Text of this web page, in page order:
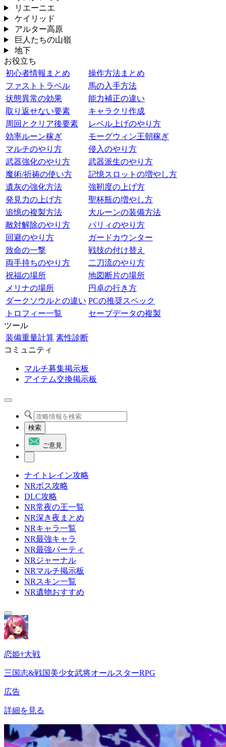
リエーニエ
ケイリッド
アルター高原
巨人たちの山嶺
地下
お役立ち
初心者情報まとめ
操作方法まとめ
ファストトラベル
馬の入手方法
状態異常の効果
能力補正の違い
取り返せない要素
キャラクリ作成
周回とクリア後要素
レベル上げのやり方
効率ルーン稼ぎ
モーグウィン王朝稼ぎ
マルチのやり方
侵入のやり方
武器強化のやり方
武器派生のやり方
魔術/祈祷の使い方
記憶スロットの増やし方
遺灰の強化方法
強靭度の上げ方
発見力の上げ方
聖杯瓶の増やし方
追憶の複製方法
大ルーンの装備方法
敵対解除のやり方
パリィのやり方
回避のやり方
ガードカウンター
致命の一撃
戦技の付け替え
両手持ちのやり方
二刀流のやり方
祝福の場所
地図断片の場所
メリナの場所
円卓の行き方
ダークソウルとの違い PCの推奨スペック
トロフィー一覧
セーブデータの複製
ツール
装備重量計算 素性診断
コミュニティ
マルチ募集掲示板
アイテム交換掲示板
検索
ご意見
ナイトレイン攻略
NRボス攻略
DLC攻略
NR常夜の王一覧
NR深き夜まとめ
NRキャラ一覧
NR最強キャラ
NR最強パーティ
NRジャーナル
NRマルチ掲示板
NRスキン一覧
NR遺物おすすめ
恋姫†大戦
三国志&戦国美少女武将オールスターRPG
広告
詳細を見る